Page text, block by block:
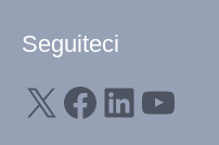
Seguiteci
X Facebook LinkedIn YouTube